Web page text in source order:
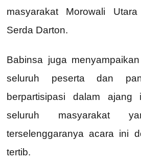
masyarakat Morowali
Serda Darton.
Babinsa juga
seluruh peserta dan
berpartisipasi dalam
seluruh masyarakat
terselenggaranya acara ini
tertib.